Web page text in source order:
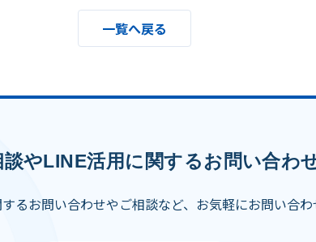
一覧へ戻る
やLINE活用に関するお問い合わ
るお問い合わせやご相談など、お気軽にお問い合わ